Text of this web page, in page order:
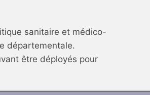
sanitaire et médico-
départementale.
être déployés pour